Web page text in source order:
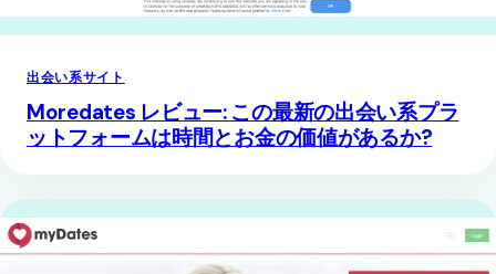
出会い系サイト
Moredates レビュー: この最新の出会い系プラ
ットフォームは時間とお金の価値があるか?